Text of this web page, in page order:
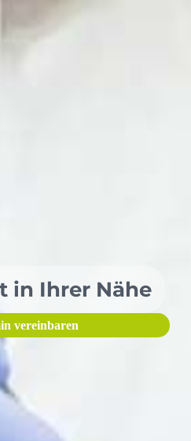
in Ihrer Nähe
vereinbaren